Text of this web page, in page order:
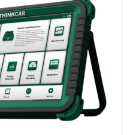
NUCLEO-H743ZI2
2.806,96TL
NUCLEO-WB15CC
3.930,40TL